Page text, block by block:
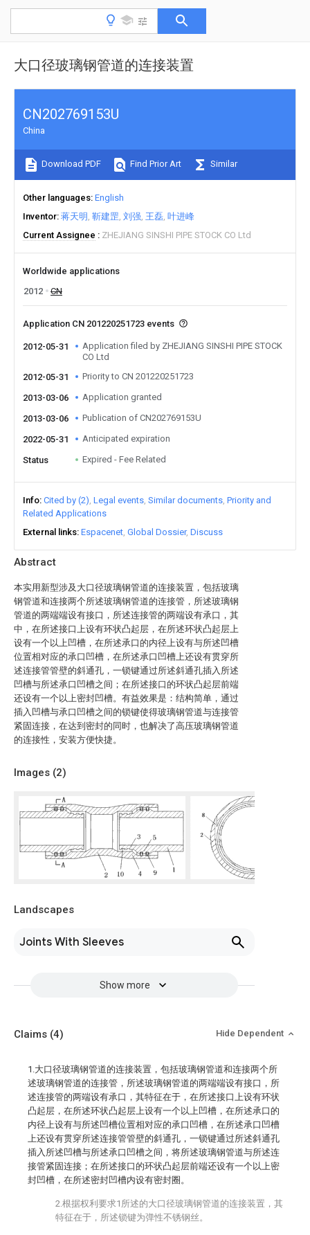
大口径玻璃钢管道的连接装置
Abstract
本实用新型涉及大口径玻璃钢管道的连接装置，包括玻璃
钢管道和连接两个所述玻璃钢管道的连接管，所述玻璃钢
管道的两端端设有接口，所述连接管的两端设有承口，其
中，在所述接口上设有环状凸起层，在所述环状凸起层上
设有一个以上凹槽，在所述承口的内径上设有与所述凹槽
位置相对应的承口凹槽，在所述承口凹槽上还设有贯穿所
述连接管管壁的斜通孔，一锁键通过所述斜通孔插入所述
凹槽与所述承口凹槽之间；在所述接口的环状凸起层前端
还设有一个以上密封凹槽。有益效果是：结构简单，通过
插入凹槽与承口凹槽之间的锁键使得玻璃钢管道与连接管
紧固连接，在达到密封的同时，也解决了高压玻璃钢管道
的连接性，安装方便快捷。
Images (2)
Landscapes
Joints With Sleeves
Show more
CN202769153U
China
Download PDF Find Prior Art Similar
Other languages English
Inventor 蒋天明 靳建罡 刘强 王磊 叶进峰
Current Assignee
ZHEJIANG SINSHI PIPE STOCK CO Ltd
Worldwide applications
2012
CN
Application CN 201220251723 events
2012-05-31
Application filed by ZHEJIANG SINSHI PIPE STOCK
CO Ltd
2012-05-31
Priority to CN 201220251723
2013-03-06 Application granted
2013-03-06 Publication of CN202769153U
2022-05-31 Anticipated expiration
Status Expired - Fee Related
Info Cited by (2) Legal events Similar documents Priority and
Related Applications
External links Espacenet Global Dossier Discuss
Claims (4) Hide Dependent
1.大口径玻璃钢管道的连接装置，包括玻璃钢管道和连接两个所
述玻璃钢管道的连接管，所述玻璃钢管道的两端端设有接口，所
述连接管的两端设有承口，其特征在于，在所述接口上设有环状
凸起层，在所述环状凸起层上设有一个以上凹槽，在所述承口的
内径上设有与所述凹槽位置相对应的承口凹槽，在所述承口凹槽
上还设有贯穿所述连接管管壁的斜通孔，一锁键通过所述斜通孔
插入所述凹槽与所述承口凹槽之间，将所述玻璃钢管道与所述连
接管紧固连接；在所述接口的环状凸起层前端还设有一个以上密
封凹槽，在所述密封凹槽内设有密封圈。
2.根据权利要求1所述的大口径玻璃钢管道的连接装置，其
特征在于，所述锁键为弹性不锈钢丝。